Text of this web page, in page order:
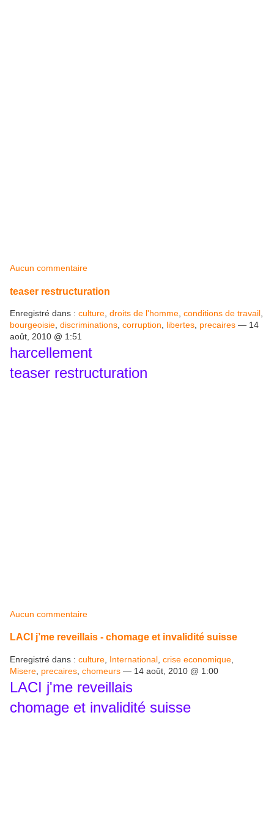
Aucun commentaire
teaser restructuration
Enregistré dans : culture droits de l'homme conditions de travail
bourgeoisie discriminations corruption libertes precaires — 14
août, 2010 @ 1:51
harcellement
teaser restructuration
Aucun commentaire
LACI j’me reveillais - chomage et invalidité suisse
Enregistré dans : culture International crise economique
Misere precaires chomeurs — 14 août, 2010 @ 1:00
LACI j'me reveillais
chomage et invalidité suisse